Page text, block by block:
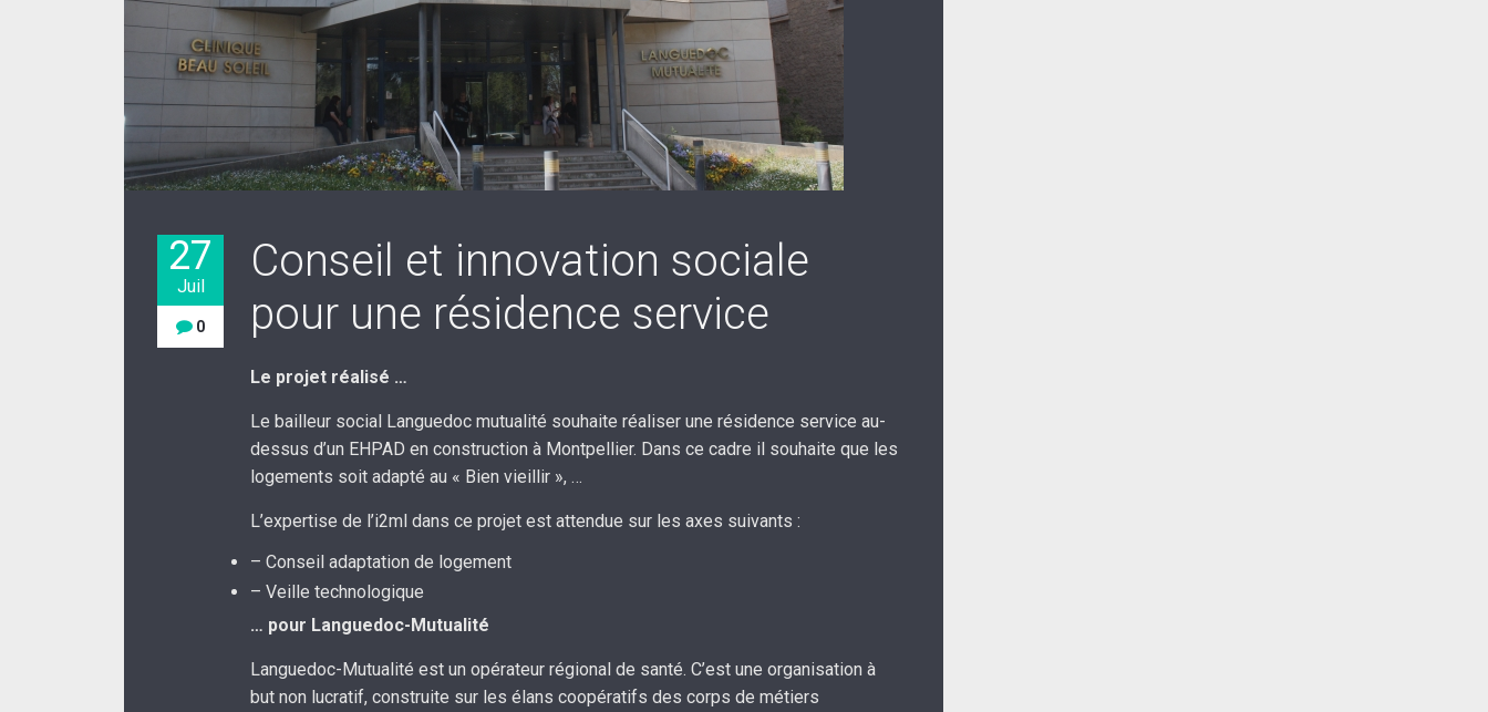
27
Juil
0
Conseil et innovation sociale
pour une résidence service
Le projet réalisé …
Le bailleur social Languedoc mutualité souhaite réaliser une résidence service au-
dessus d’un EHPAD en construction à Montpellier. Dans ce cadre il souhaite que les
logements soit adapté au « Bien vieillir », …
L’expertise de l’i2ml dans ce projet est attendue sur les axes suivants :
– Conseil adaptation de logement
– Veille technologique
… pour Languedoc-Mutualité
Languedoc-Mutualité est un opérateur régional de santé. C’est une organisation à
but non lucratif, construite sur les élans coopératifs des corps de métiers